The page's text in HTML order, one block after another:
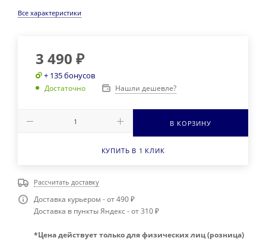
Все характеристики
3 490 ₽
+ 135 бонусов
Достаточно Нашли дешевле?
В КОРЗИНУ
КУПИТЬ В 1 КЛИК
Рассчитать доставку
Доставка курьером - от 490 ₽
Доставка в пункты Яндекс - от 310 ₽
*Цена действует только для физических лиц (розница)